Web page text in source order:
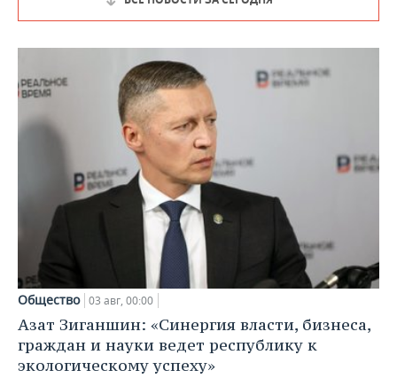
Общество 03 авг, 00:00
Азат Зиганшин: «Синергия власти, бизнеса,
граждан и науки ведет республику к
экологическому успеху»